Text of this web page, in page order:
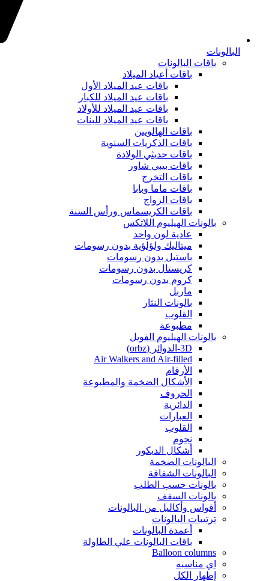
البالونات
باقات البالونات
باقات أعياد الميلاد
باقات عيد الميلاد الأول
باقات عيد الميلاد للكبار
باقات عيد الميلاد للأولاد
باقات عيد الميلاد للبنات
باقات الهالويين
باقات الذكريات السنوية
باقات حديثي الولادة
باقات بيبي شاور
باقات التخرج
باقات ماما وبابا
باقات الزواج
باقات الكريسماس ورأس السنة
بالونات الهيليوم اللاتكس
عادية لون واحد
ميتاليك ولؤلؤية بدون رسومات
باستيل بدون رسومات
كريستال بدون رسومات
كروم بدون رسومات
ماربل
بالونات النثار
القلوب
مطبوعة
بالونات الهيليوم الفويل
3D-الدوائر (orbz)
Air Walkers and Air-filled
الأرقام
الأشكال الضخمة والمطبوعة
الحروف
الدائرية
العبارات
القلوب
نجوم
أشكال الديكور
البالونات الضخمة
البالونات الشفافة
بالونات حسب الطلب
بالونات السقف
أقواس وأكاليل من البالونات
ترتيبات البالونات
أعمدة البالونات
باقات البالونات علي الطاولة
Balloon columns
اي مناسبه
إظهار الكل